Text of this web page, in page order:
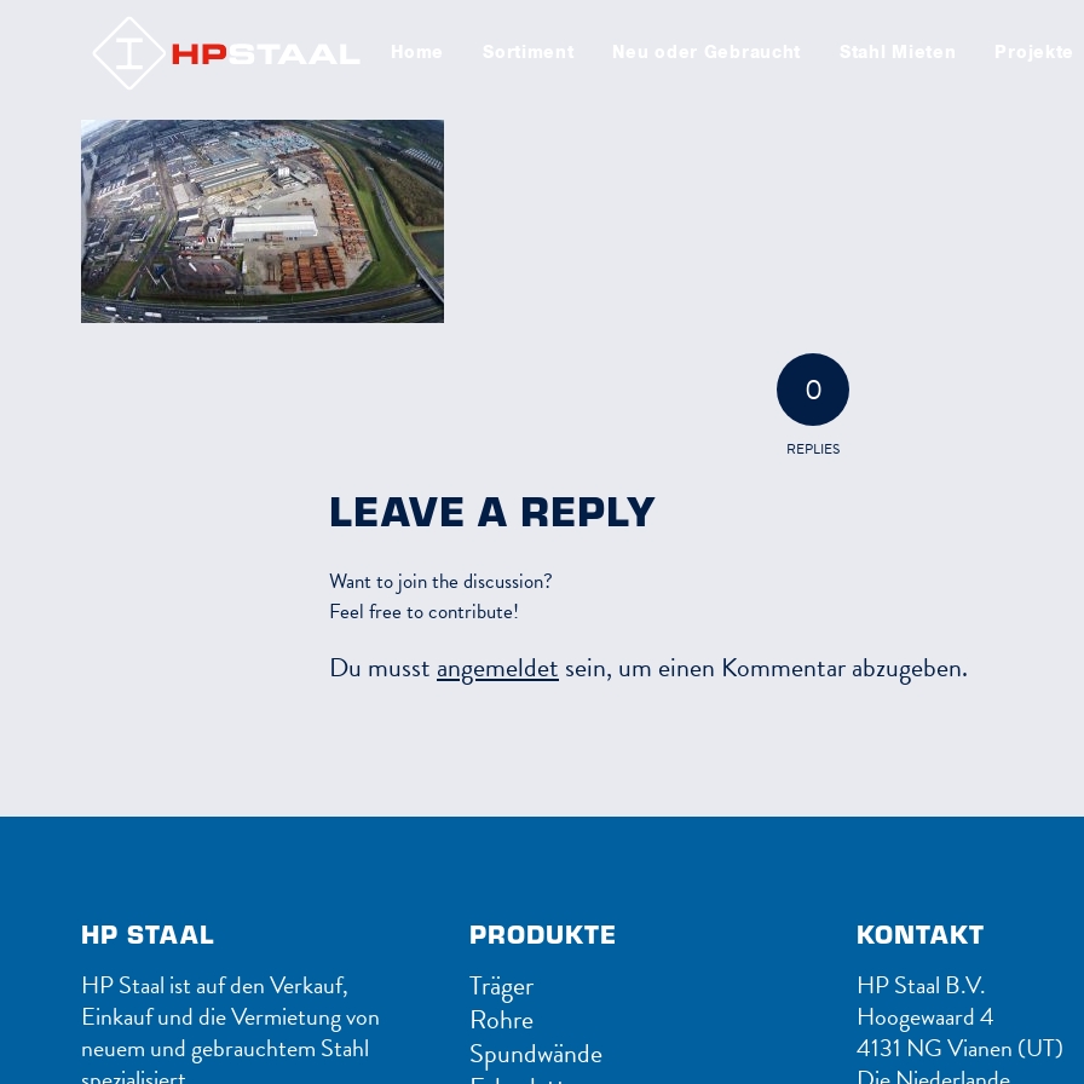
0
REPLIES
LEAVE A REPLY
Want to join the discussion?
Feel free to contribute!
Du musst angemeldet sein, um einen Kommentar abzugeben.
HP STAAL
HP Staal ist auf den Verkauf,
Einkauf und die Vermietung von
neuem und gebrauchtem Stahl
PRODUKTE
Träger
Rohre
Spundwände
KONTAKT
HP Staal B.V.
Hoogewaard 4
4131 NG Vianen (UT)